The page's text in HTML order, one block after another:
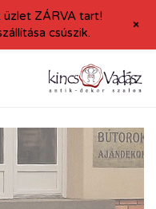
ZÁRVA tart!
csúszik.
+